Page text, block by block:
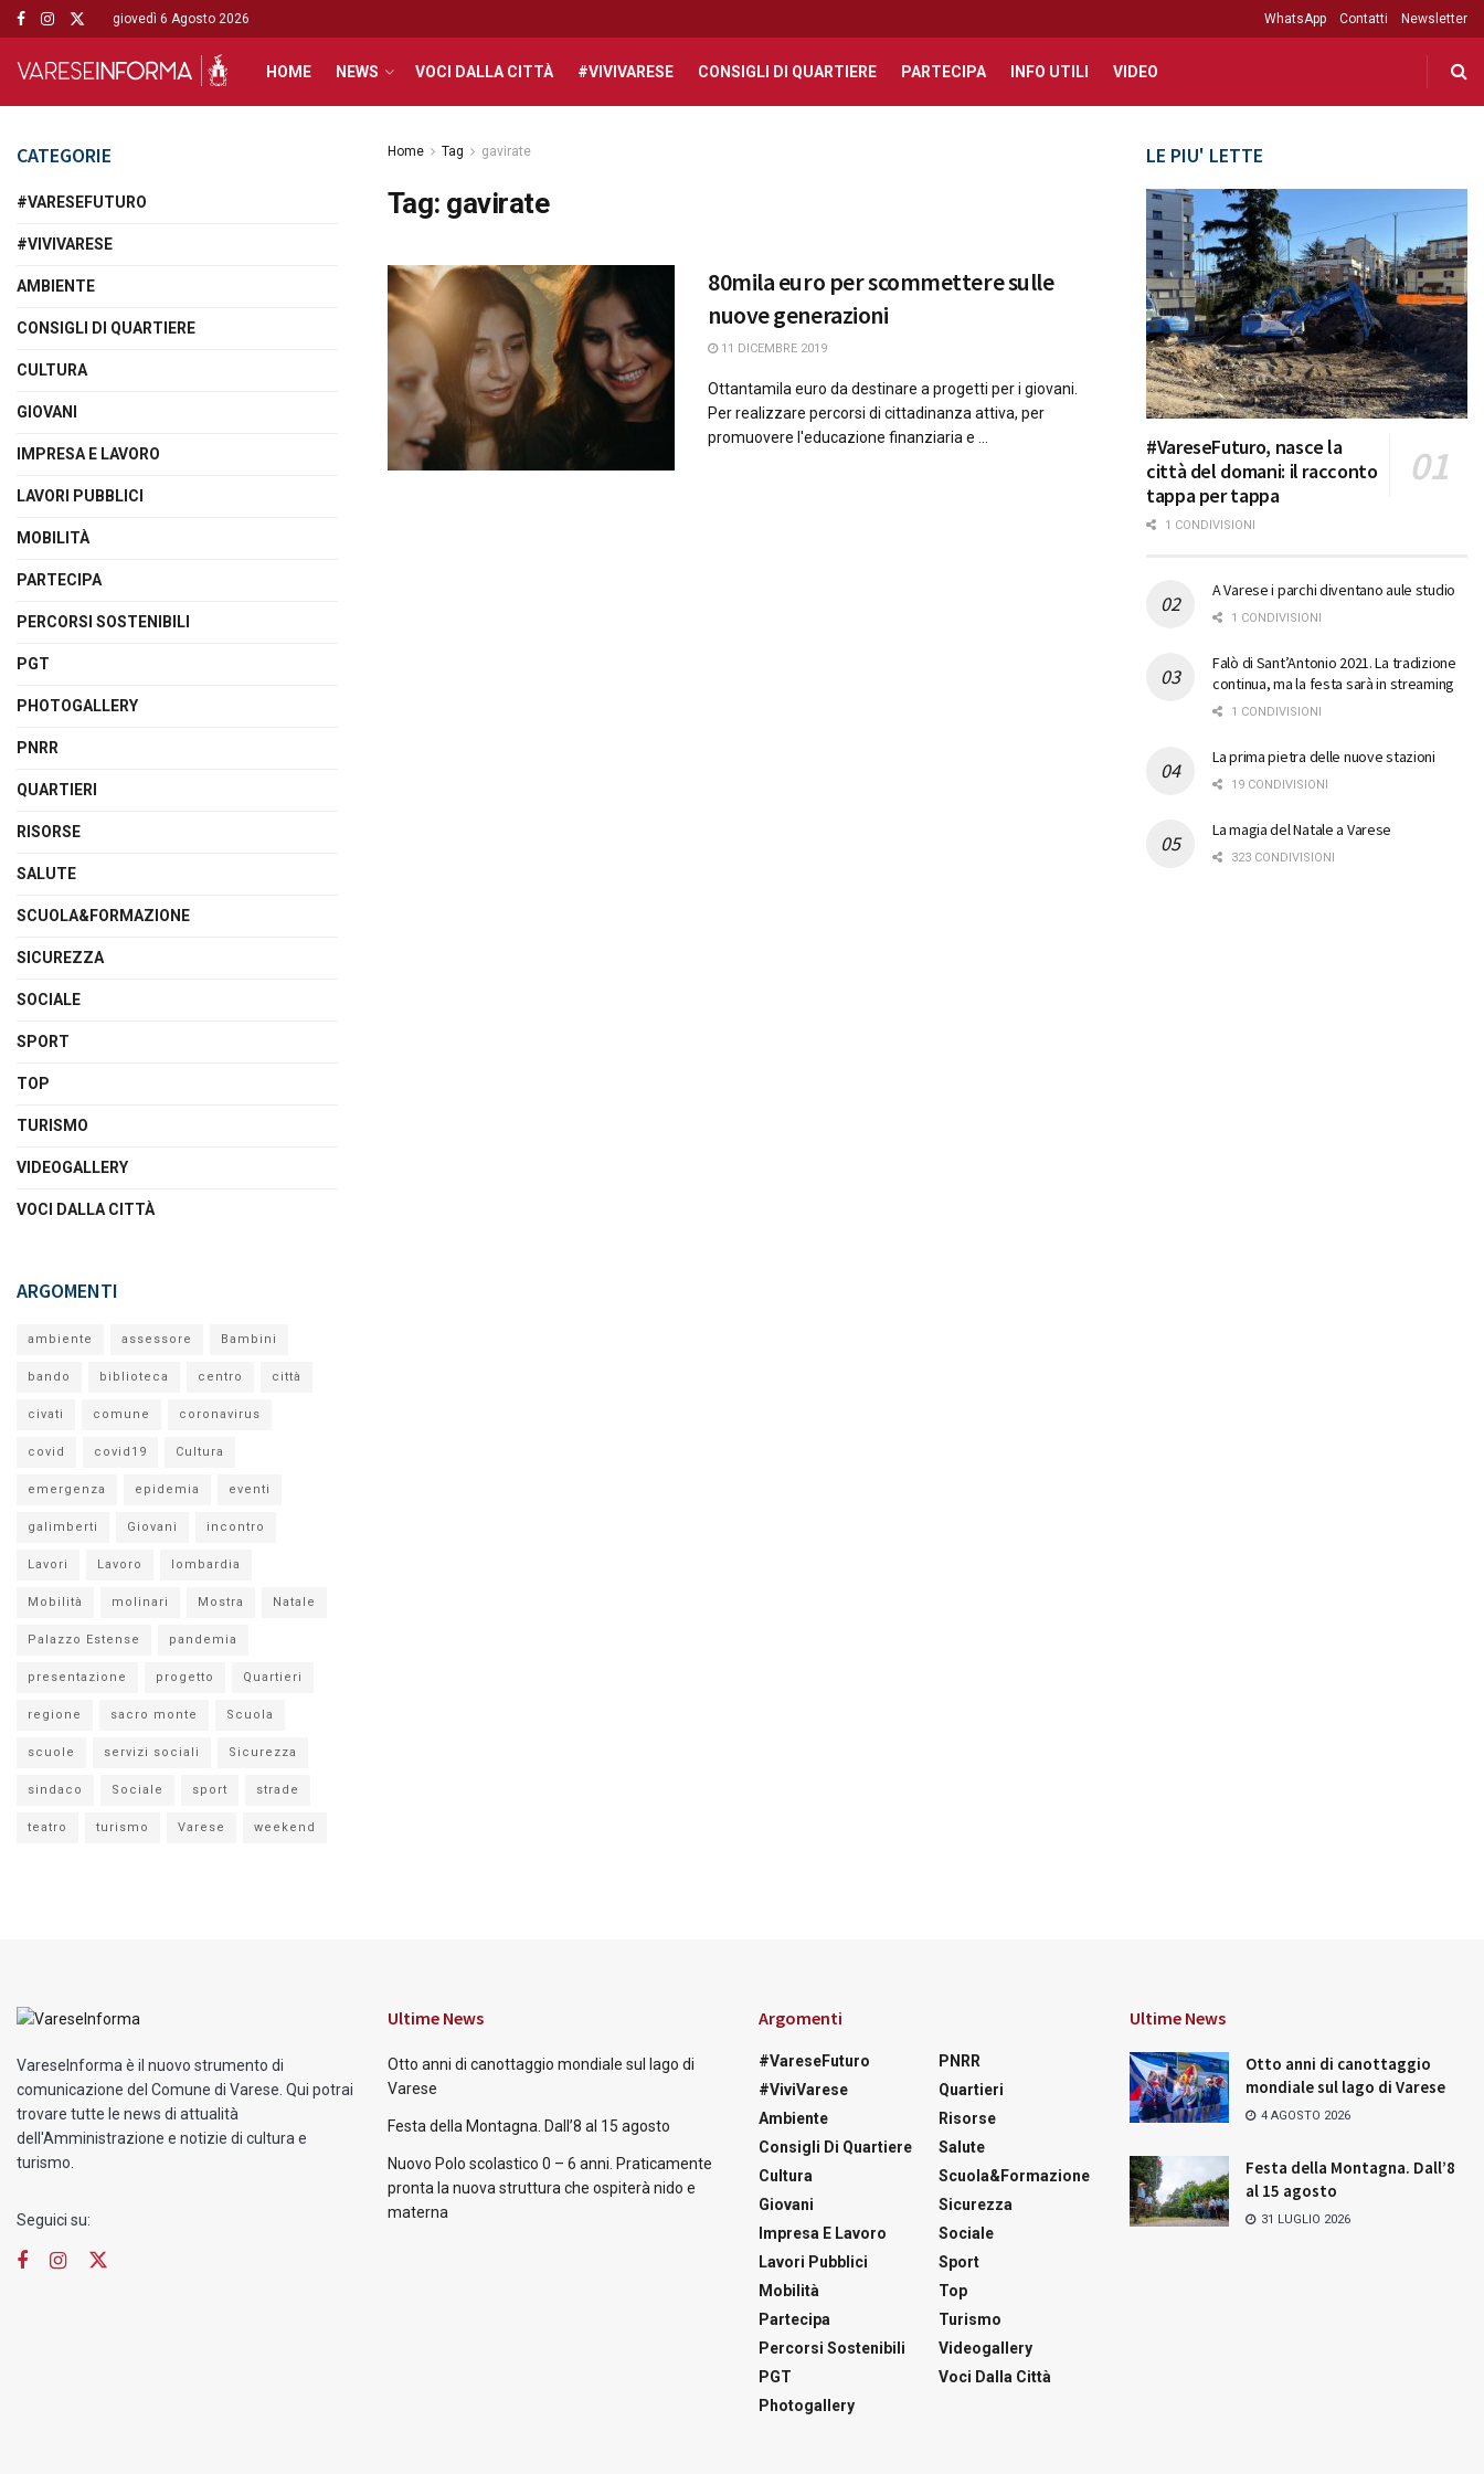
giovedì 6 Agosto 2026 WhatsApp Contatti Newsletter
HOME NEWS VOCI DALLA CITTÀ #VIVIVARESE CONSIGLI DI QUARTIERE PARTECIPA INFO UTILI VIDEO
Home Tag gavirate
Tag: gavirate
80mila euro per scommettere sulle
nuove generazioni
11 DICEMBRE 2019
Ottantamila euro da destinare a progetti per i giovani.
Per realizzare percorsi di cittadinanza attiva, per
promuovere l'educazione finanziaria e ...
CATEGORIE
#VARESEFUTURO
#VIVIVARESE
AMBIENTE
CONSIGLI DI QUARTIERE
CULTURA
GIOVANI
IMPRESA E LAVORO
LAVORI PUBBLICI
MOBILITÀ
PARTECIPA
PERCORSI SOSTENIBILI
PGT
PHOTOGALLERY
PNRR
QUARTIERI
RISORSE
SALUTE
SCUOLA&FORMAZIONE
SICUREZZA
SOCIALE
SPORT
TOP
TURISMO
VIDEOGALLERY
VOCI DALLA CITTÀ
ARGOMENTI
ambiente assessore Bambini
bando biblioteca centro città
civati comune coronavirus
covid covid19 Cultura
emergenza epidemia eventi
galimberti Giovani incontro
Lavori Lavoro lombardia
Mobilità molinari Mostra Natale
Palazzo Estense pandemia
presentazione progetto Quartieri
regione sacro monte Scuola
scuole servizi sociali Sicurezza
sindaco Sociale sport strade
teatro turismo Varese weekend
LE PIU' LETTE
#VareseFuturo, nasce la
città del domani: il racconto
tappa per tappa
1 CONDIVISIONI
A Varese i parchi diventano aule studio
1 CONDIVISIONI
Falò di Sant’Antonio 2021. La tradizione
continua, ma la festa sarà in streaming
1 CONDIVISIONI
La prima pietra delle nuove stazioni
19 CONDIVISIONI
La magia del Natale a Varese
323 CONDIVISIONI
VareseInforma è il nuovo strumento di
comunicazione del Comune di Varese. Qui potrai
trovare tutte le news di attualità
dell'Amministrazione e notizie di cultura e
turismo.
Seguici su:
Ultime News
Otto anni di canottaggio mondiale sul lago di
Varese
Festa della Montagna. Dall’8 al 15 agosto
Nuovo Polo scolastico 0 – 6 anni. Praticamente
pronta la nuova struttura che ospiterà nido e
materna
Argomenti
#VareseFuturo
#ViviVarese
Ambiente
Consigli Di Quartiere
Cultura
Giovani
Impresa E Lavoro
Lavori Pubblici
Mobilità
Partecipa
Percorsi Sostenibili
PGT
Photogallery
PNRR
Quartieri
Risorse
Salute
Scuola&Formazione
Sicurezza
Sociale
Sport
Top
Turismo
Videogallery
Voci Dalla Città
Ultime News
Otto anni di canottaggio
mondiale sul lago di Varese
4 AGOSTO 2026
Festa della Montagna. Dall’8
al 15 agosto
31 LUGLIO 2026